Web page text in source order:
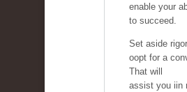
enable your
to succeed.
Set aside
oopt for a
That will
assist you iin